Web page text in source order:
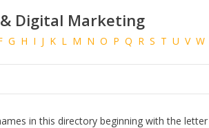
& Digital Marketing
G H I J K L M N O P Q R S T U V W
in this directory beginning with the letter